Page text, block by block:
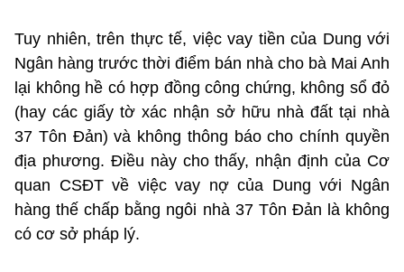
Tuy nhiên, trên thực tế, việc vay tiền của Dung với
Ngân hàng trước thời điểm bán nhà cho bà Mai Anh
lại không hề có hợp đồng công chứng, không sổ đỏ
(hay các giấy tờ xác nhận sở hữu nhà đất tại nhà
37 Tôn Đản) và không thông báo cho chính quyền
địa phương. Điều này cho thấy, nhận định của Cơ
quan CSĐT về việc vay nợ của Dung với Ngân
hàng thế chấp bằng ngôi nhà 37 Tôn Đản là không
có cơ sở pháp lý.